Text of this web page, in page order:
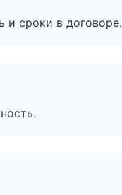
и сроки в договоре.